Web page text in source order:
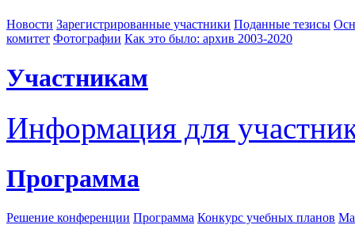
Новости Зарегистрированные участники Поданные тезисы
комитет Фотографии Как это было: архив 2003-2020
Участникам
Информация для
Программа
Решение конференции Программа Конкурс учебных планов